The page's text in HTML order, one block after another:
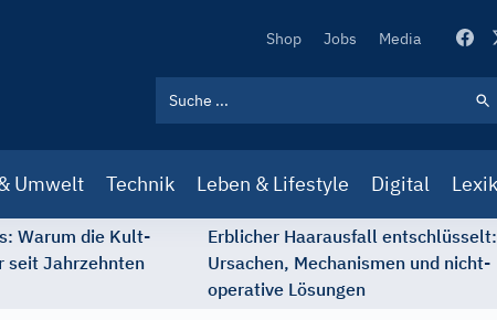
Secondary
Shop Jobs Media
Umwelt Technik Leben & Lifestyle Digital
Warum die Kult-
seit Jahrzehnten
Erblicher Haarausfall entschlüsselt:
Ursachen, Mechanismen und nicht-
operative Lösungen